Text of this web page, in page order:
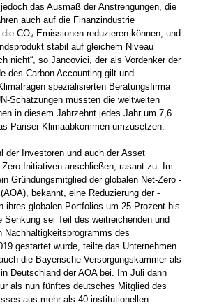
das Ausmaß der Anstrengungen, die
auch auf die Finanzindustrie
CO₂-Emissionen reduzieren können, und
stabil auf gleichem Niveau
nicht“, so Jancovici, der als Vordenker der
des Carbon Accounting gilt und
­spezialisierten Beratungsfirma
Schätzungen ­müssten die weltweiten
in diesem Jahrzehnt­ ­jedes Jahr um 7,6
Pariser ­Klimaabkommen umzusetzen.
der Investoren und auch der Asset
Zero-Initiativen anschließen, rasant zu. Im
Gründungsmitglied der globalen Net-Zero
bekannt, eine Reduzierung der
ihres globalen Portfolios um 25 Prozent bis
Senkung sei Teil des weitreichenden und
Nachhaltigkeitsprogramms des
gestartet wurde, teilte­ das Unternehmen
die Bayerische ­Versorgungskammer als
Deutschland der AOA bei. Im Juli dann
als nun fünftes deutsches Mitglied des
aus mehr als 40 institutionellen